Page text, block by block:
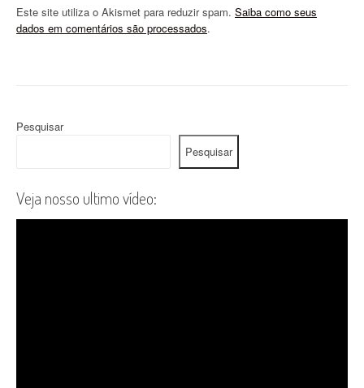
Este site utiliza o Akismet para reduzir spam. Saiba como seus
dados em comentários são processados.
Pesquisar
Pesquisar
Veja nosso ultimo vídeo: